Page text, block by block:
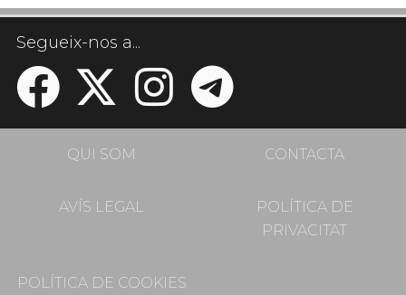
Segueix-nos a...
QUI SOM CONTACTA
AVÍS LEGAL
POLÍTICA DE
PRIVACITAT
POLÍTICA DE COOKIES